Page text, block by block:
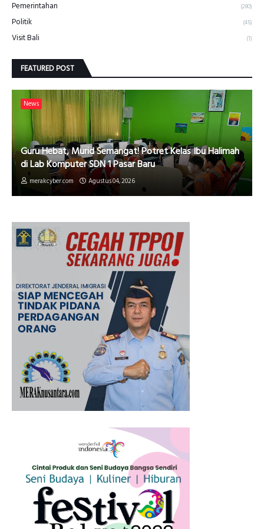
Pemerintahan (280)
Politik (45)
Visit Bali (1)
FEATURED POST
News
Guru Hebat, Murid Semangat! Potret Kelas Ibu Halimah
di Lab Komputer SDN 1 Pasar Baru
merakcyber.com Agustus 04, 2026